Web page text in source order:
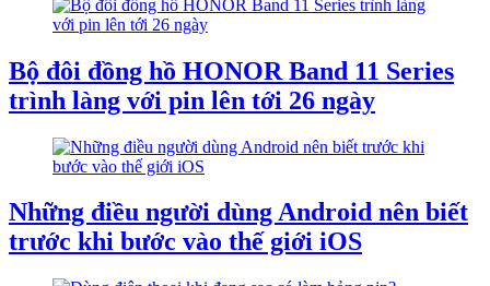
Bộ đôi đồng hồ HONOR Band 11 Series
trình làng với pin lên tới 26 ngày
Những điều người dùng Android nên biết
trước khi bước vào thế giới iOS